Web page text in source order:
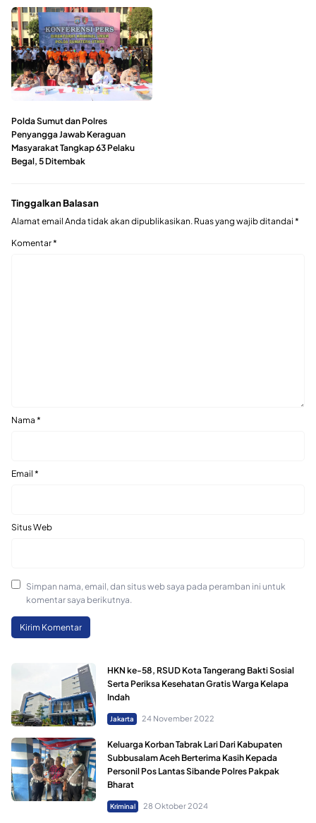
Polda Sumut dan Polres
Penyangga Jawab Keraguan
Masyarakat Tangkap 63 Pelaku
Begal, 5 Ditembak
Tinggalkan Balasan
Alamat email Anda tidak akan dipublikasikan. Ruas yang wajib ditandai *
Komentar*
Nama *
Email *
Situs Web
Simpan nama, email, dan situs web saya pada peramban ini untuk
komentar saya berikutnya.
HKN ke-58, RSUD Kota Tangerang Bakti Sosial
Serta Periksa Kesehatan Gratis Warga Kelapa
Indah
Jakarta 24 November 2022
Keluarga Korban Tabrak Lari Dari Kabupaten
Subbusalam Aceh Berterima Kasih Kepada
Personil Pos Lantas Sibande Polres Pakpak
Bharat
Kriminal 28 Oktober 2024